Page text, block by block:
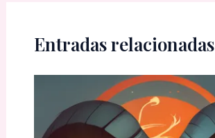
Entradas relacionadas